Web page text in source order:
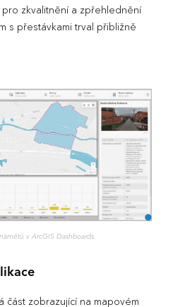
zkvalitnění a zpřehlednění
s přestávkami trval přibližně
v ArcGIS Dashboards.
část zobrazující na mapovém